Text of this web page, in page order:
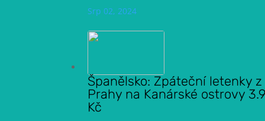
Srp 02, 2024
Španělsko: Zpáteční letenky z
Prahy na Kanárské ostrovy
Kč